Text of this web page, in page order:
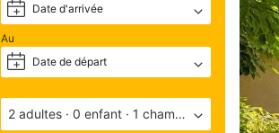
+ Date d'arrivée
Au
+ Date de départ
2 adultes · 0 enfant · 1 chambre
fois
les